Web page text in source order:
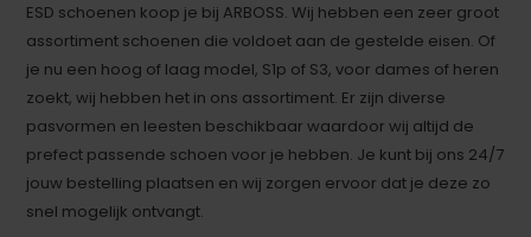
ESD schoenen koop je bij ARBOSS. Wij hebben een zeer groot
assortiment schoenen die voldoet aan de gestelde eisen. Of
je nu een hoog of laag model, S1p of S3, voor dames of heren
zoekt, wij hebben het in ons assortiment. Er zijn diverse
pasvormen en leesten beschikbaar waardoor wij altijd de
prefect passende schoen voor je hebben. Je kunt bij ons 24/7
jouw bestelling plaatsen en wij zorgen ervoor dat je deze zo
snel mogelijk ontvangt.